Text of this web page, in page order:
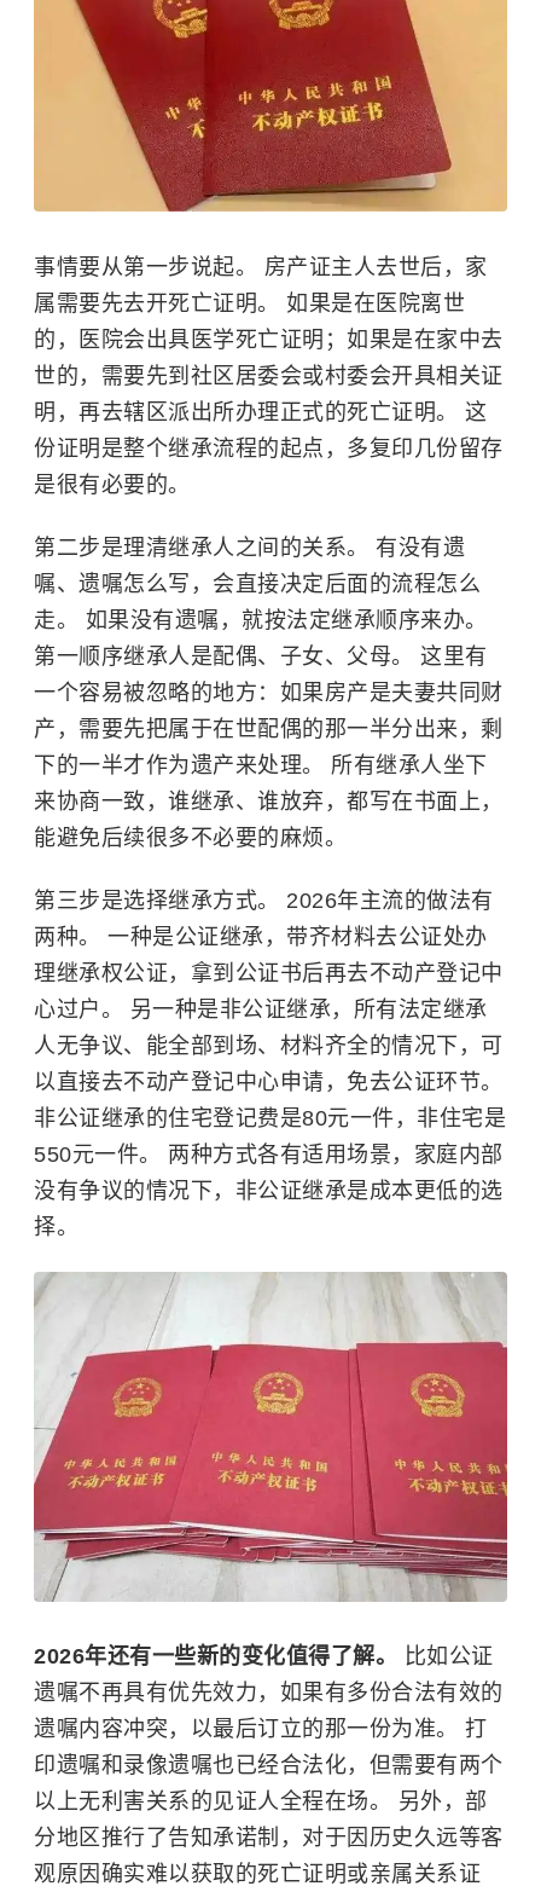
事情要从第一步说起。 房产证主人去世后，家
属需要先去开死亡证明。 如果是在医院离世
的，医院会出具医学死亡证明；如果是在家中去
世的，需要先到社区居委会或村委会开具相关证
明，再去辖区派出所办理正式的死亡证明。 这
份证明是整个继承流程的起点，多复印几份留存
是很有必要的。
第二步是理清继承人之间的关系。 有没有遗
嘱、遗嘱怎么写，会直接决定后面的流程怎么
走。 如果没有遗嘱，就按法定继承顺序来办。
第一顺序继承人是配偶、子女、父母。 这里有
一个容易被忽略的地方：如果房产是夫妻共同财
产，需要先把属于在世配偶的那一半分出来，剩
下的一半才作为遗产来处理。 所有继承人坐下
来协商一致，谁继承、谁放弃，都写在书面上，
能避免后续很多不必要的麻烦。
第三步是选择继承方式。 2026年主流的做法有
两种。 一种是公证继承，带齐材料去公证处办
理继承权公证，拿到 公证书后再去不动产登记中
心过户。 另一种是非公证继承，所有法定继承
人无争议、能全部到场、材料齐全的情况下，可
以直接去不动产登记中心申请，免去公证环节。
非公证继承的住宅登记费是80元一件，非住宅是
550元一件。 两种方式各有适用场景，家庭内部
没有争议的情况下，非公证继承是成本更低的选
择。
2026年还有一些新的变化值得了解。
比如公证
遗嘱不再具有优先效力，如果有多份合法有效的
遗嘱内容冲突，以最后订立的那一份为准。 打
印遗嘱和录像遗嘱也已经合法化，但需要有两个
以上无利害关系的见证人全程在场。 另外，部
分地区推行了告知承诺制，对于因历史久远等客
观原因确实难以获取的死亡证明或亲属关系证